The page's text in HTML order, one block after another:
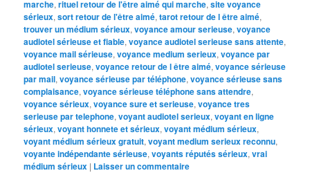
marche,rituel retour de l'être aimé qui marche,site voyance
sérieux,sort retour de l'être aimé,tarot retour de l être aimé,
trouver un médium sérieux,voyance amour serieuse,voyance
audiotel sérieuse et fiable,voyance audiotel serieuse sans attente,
voyance mail sérieuse,voyance medium serieux,voyance par
audiotel serieuse,voyance retour de l être aimé,voyance sérieuse
par mail,voyance sérieuse par téléphone,voyance sérieuse sans
complaisance,voyance sérieuse téléphone sans attendre,
voyance sérieux,voyance sure et serieuse,voyance tres
serieuse par telephone,voyant audiotel serieux,voyant en ligne
sérieux,voyant honnete et sérieux,voyant médium sérieux,
voyant médium sérieux gratuit,voyant medium serieux reconnu,
voyante indépendante sérieuse,voyants réputés sérieux,vrai
médium sérieux | Laisser un commentaire